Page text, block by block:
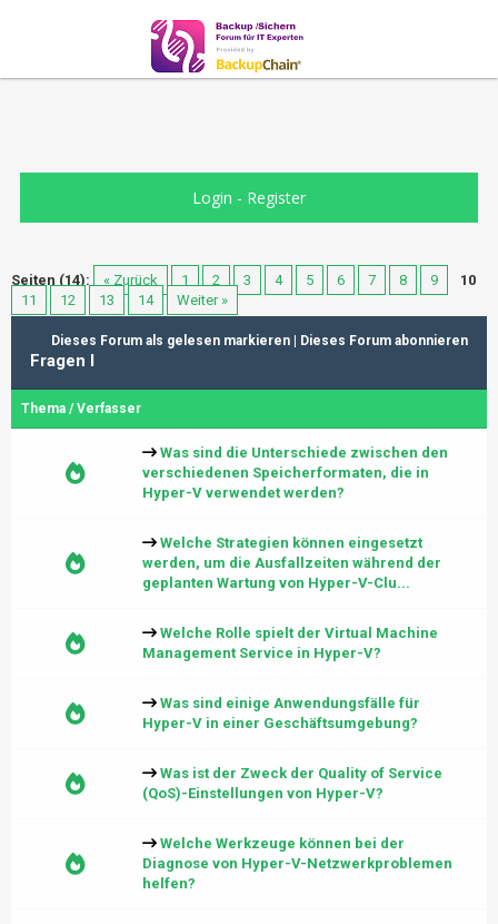
Login - Register
Seiten (14): « Zurück 1 2 3 4 5 6 7 8 9
10
11
12 13 14 Weiter »
Dieses Forum als gelesen markieren Dieses Forum abonnieren
Fragen I
Thema /Verfasser
Was sind die Unterschiede zwischen den
verschiedenen Speicherformaten, die in
Hyper-V verwendet werden?
Welche Strategien können eingesetzt
werden, um die Ausfallzeiten während der
geplanten Wartung von Hyper-V-Clu...
Welche Rolle spielt der Virtual Machine
Management Service in Hyper-V?
Was sind einige Anwendungsfälle für
Hyper-V in einer Geschäftsumgebung?
Was ist der Zweck der Quality of Service
(QoS)-Einstellungen von Hyper-V?
Welche Werkzeuge können bei der
Diagnose von Hyper-V-Netzwerkproblemen
helfen?